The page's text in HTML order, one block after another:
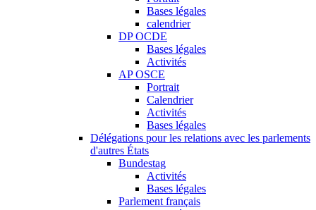
Bases légales
calendrier
DP OCDE
Bases légales
Activités
AP OSCE
Portrait
Calendrier
Activités
Bases légales
Délégations pour les relations avec les parlements
d'autres États
Bundestag
Activités
Bases légales
Parlement français